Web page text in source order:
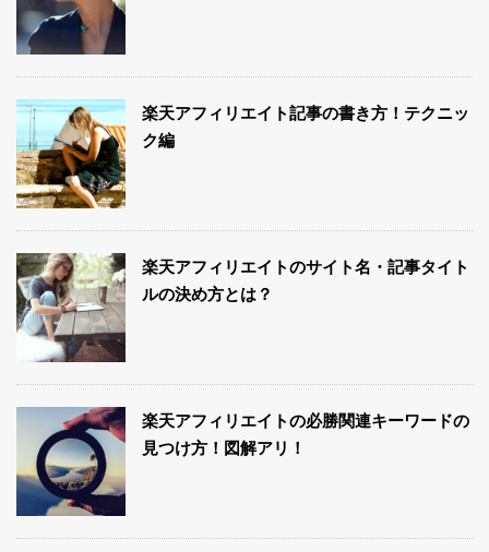
楽天アフィリエイト記事の書き方！テクニッ
ク編
楽天アフィリエイトのサイト名・記事タイト
ルの決め方とは？
楽天アフィリエイトの必勝関連キーワードの
見つけ方！図解アリ！